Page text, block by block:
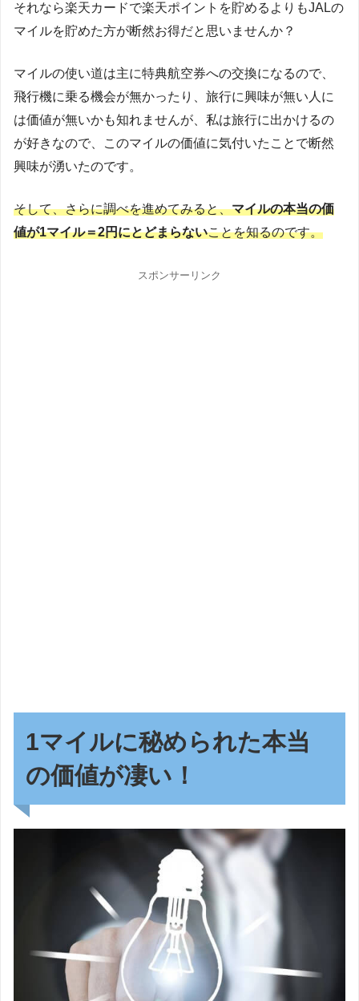
それなら楽天カードで楽天ポイントを貯めるよりもJALの
マイルを貯めた方が断然お得だと思いませんか？
マイルの使い道は主に特典航空券への交換になるので、
飛行機に乗る機会が無かったり、旅行に興味が無い人に
は価値が無いかも知れませんが、私は旅行に出かけるの
が好きなので、このマイルの価値に気付いたことで断然
興味が湧いたのです。
そして、さらに調べを進めてみると、マイルの本当の価
値が1マイル＝2円にとどまらないことを知るのです。
スポンサーリンク
1マイルに秘められた本当
の価値が凄い！